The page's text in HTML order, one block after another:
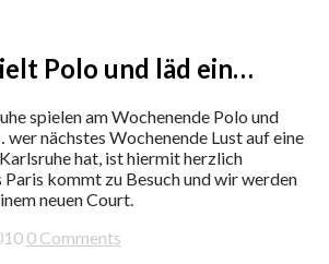
Polo und läd ein…
spielen am Wochenende Polo und
wer nächstes Wochenende Lust auf eine
hat, ist hiermit herzlich
Paris kommt zu Besuch und wir werden
neuen Court.
0 Comments